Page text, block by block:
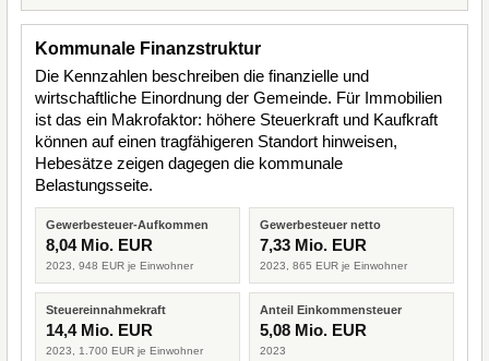
Kommunale Finanzstruktur
Die Kennzahlen beschreiben die finanzielle und
wirtschaftliche Einordnung der Gemeinde. Für Immobilien
ist das ein Makrofaktor: höhere Steuerkraft und Kaufkraft
können auf einen tragfähigeren Standort hinweisen,
Hebesätze zeigen dagegen die kommunale
Belastungsseite.
Gewerbesteuer-Aufkommen
8,04 Mio. EUR
2023, 948 EUR je Einwohner
Gewerbesteuer netto
7,33 Mio. EUR
2023, 865 EUR je Einwohner
Steuereinnahmekraft
14,4 Mio. EUR
2023, 1.700 EUR je Einwohner
Anteil Einkommensteuer
5,08 Mio. EUR
2023